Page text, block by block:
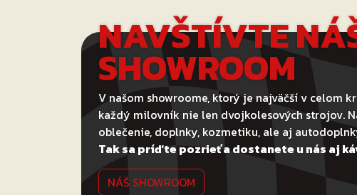
NAVŠTÍVTE
SHOWROOM
V našom showroome, ktorý je najväčší v celom
každý milovník nie len dvojkolesových strojov.
oblečenie, doplnky, kozmetiku, ale aj
Tak sa príďte pozrieť a dostanete u nás aj
NÁŠ SHOWROOM